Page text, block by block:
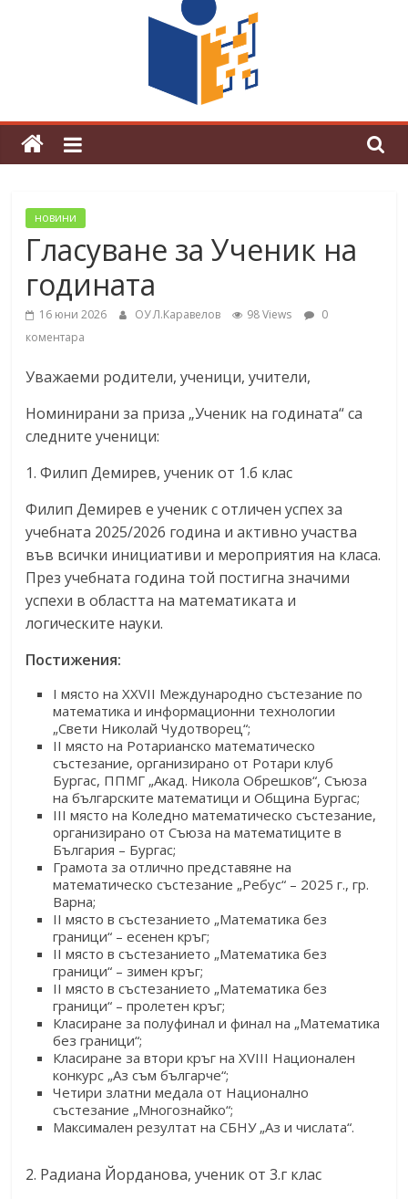
граници“
Магията на Андерсен оживя в ОУ
„Любен Каравелов“
новини
Гласуване за Ученик на
годината
16 юни 2026 ОУ Л.Каравелов 98 Views
0
коментара
Уважаеми родители, ученици, учители,
Номинирани за приза „Ученик на годината“ са
следните ученици:
1. Филип Демирев, ученик от 1.б клас
Филип Демирев е ученик с отличен успех за
учебната 2025/2026 година и активно участва
във всички инициативи и мероприятия на класа.
През учебната година той постигна значими
успехи в областта на математиката и
логическите науки.
Постижения:
I място на XXVII Международно състезание по
математика и информационни технологии
„Свети Николай Чудотворец“;
II място на Ротарианско математическо
състезание, организирано от Ротари клуб
Бургас, ППМГ „Акад. Никола Обрешков“, Съюза
на българските математици и Община Бургас;
III място на Коледно математическо състезание,
организирано от Съюза на математиците в
България – Бургас;
Грамота за отлично представяне на
математическо състезание „Ребус“ – 2025 г., гр.
Варна;
II място в състезанието „Математика без
граници“ – есенен кръг;
II място в състезанието „Математика без
граници“ – зимен кръг;
II място в състезанието „Математика без
граници“ – пролетен кръг;
Класиране за полуфинал и финал на „Математика
без граници“;
Класиране за втори кръг на XVIII Национален
конкурс „Аз съм българче“;
Четири златни медала от Национално
състезание „Многознайко“;
Максимален резултат на СБНУ „Аз и числата“.
2. Радиана Йорданова, ученик от 3.г клас